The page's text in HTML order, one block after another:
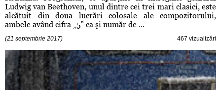
Ludwig van Beethoven, unul dintre cei trei mari clasici, este
alcătuit din doua lucrări colosale ale compozitorului,
ambele având cifra „5” ca şi număr de ...
(21 septembrie 2017) 467 vizualizări